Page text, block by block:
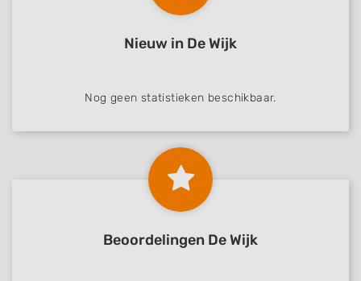
Nieuw in De Wijk
Nog geen statistieken beschikbaar.
Beoordelingen De Wijk